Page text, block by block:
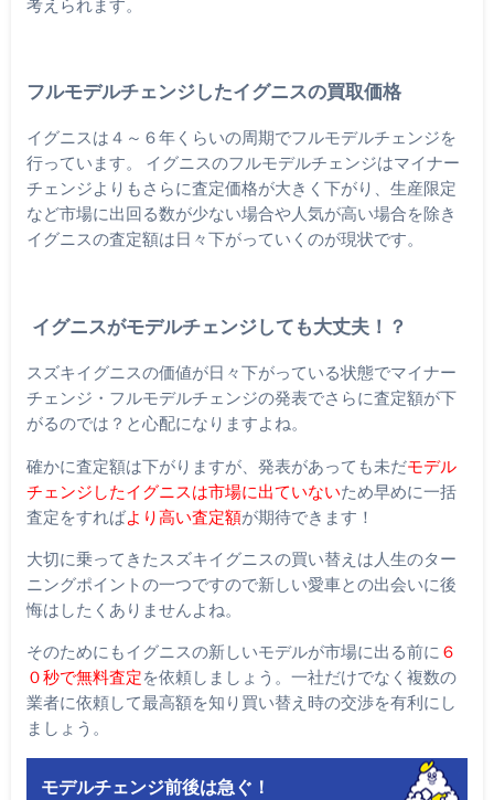
フルモデルチェンジしたイグニスの買取価格
イグニスは４～６年くらいの周期でフルモデルチェンジを
行っています。 イグニスのフルモデルチェンジはマイナー
チェンジよりもさらに査定価格が大きく下がり、生産限定
など市場に出回る数が少ない場合や人気が高い場合を除き
イグニスの査定額は日々下がっていくのが現状です。
イグニスがモデルチェンジしても大丈夫！？
スズキイグニスの価値が日々下がっている状態でマイナー
チェンジ・フルモデルチェンジの発表でさらに査定額が下
がるのでは？と心配になりますよね。
確かに査定額は下がりますが、発表があっても未だモデル
チェンジしたイグニスは市場に出ていないため早めに一括
査定をすればより高い査定額が期待できます！
大切に乗ってきたスズキイグニスの買い替えは人生のター
ニングポイントの一つですので新しい愛車との出会いに後
悔はしたくありませんよね。
そのためにもイグニスの新しいモデルが市場に出る前に ６
０秒で無料査定を依頼しましょう。一社だけでなく複数の
業者に依頼して最高額を知り買い替え時の交渉を有利にし
ましょう。
モデルチェンジ前後は急ぐ！